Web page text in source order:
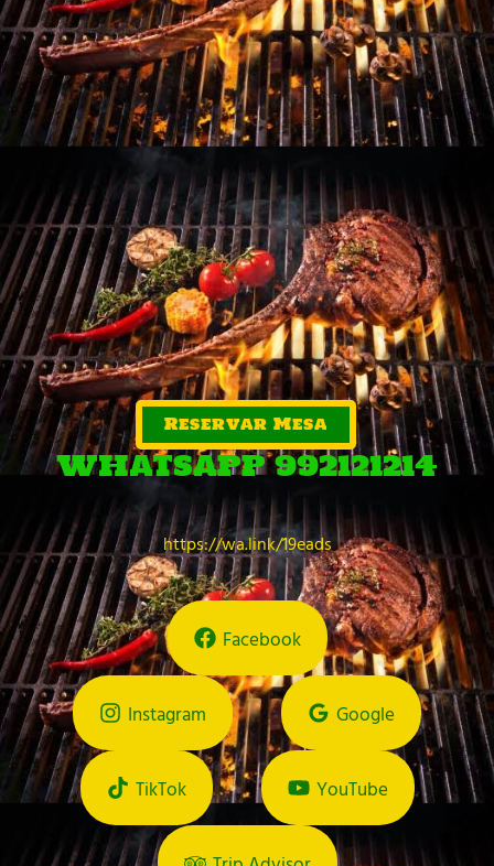
Reservar Mesa
WHATSAPP 992121214
https://wa.link/19eads
Facebook
Instagram Google
TikTok YouTube